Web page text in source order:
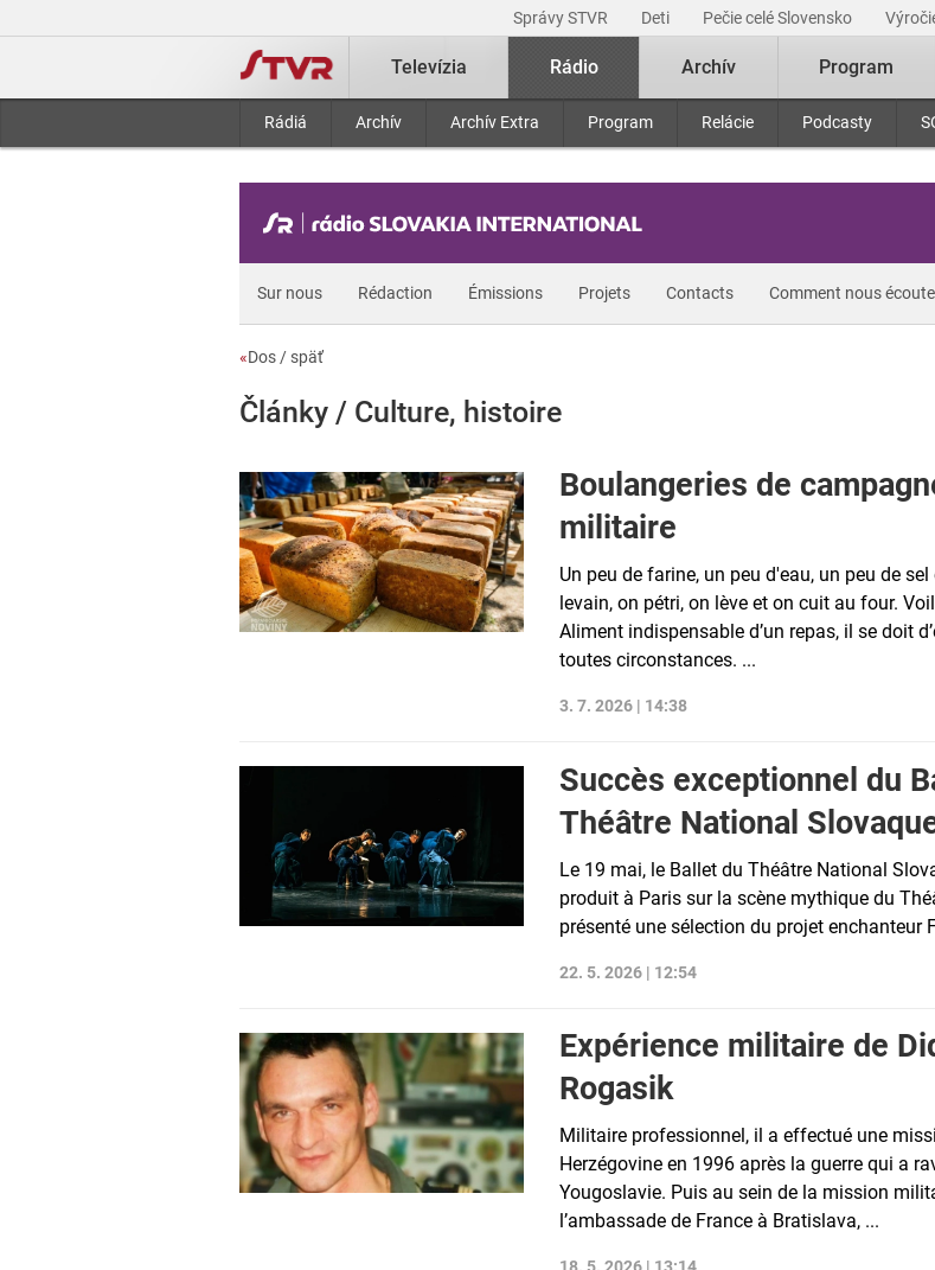
Správy STVR Deti Pečie celé Slovensko
Televízia Rádio
Rádiá Archív Archív Extra Program Relácie Podcasty
Archív Program
Sur nous Rédaction Émissions Projets Contacts Comment nous
«Dos / späť
Články / Culture, histoire
Boulangeries de
militaire
Un peu de farine, un peu d'eau, un peu de
levain, on pétri, on lève et on cuit au four.
Aliment indispensable d’un repas, il se doit
toutes circonstances. ...
3. 7. 2026 | 14:38
Succès exceptionnel du
Théâtre National
Le 19 mai, le Ballet du Théâtre National
produit à Paris sur la scène mythique du
présenté une sélection du projet enchanteur
22. 5. 2026 | 12:54
Expérience militaire de
Rogasik
Militaire professionnel, il a effectué une
Herzégovine en 1996 après la guerre qui a
Yougoslavie. Puis au sein de la mission
l’ambassade de France à Bratislava, ...
18. 5. 2026 | 13:14